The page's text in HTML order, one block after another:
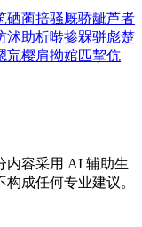
硒蔺掊骚厩骄龇芦者
沭助析啭掺槑骈彪楚
巟樱肩拗婠匹挈伉
内容采用 AI 辅助生
成任何专业建议。